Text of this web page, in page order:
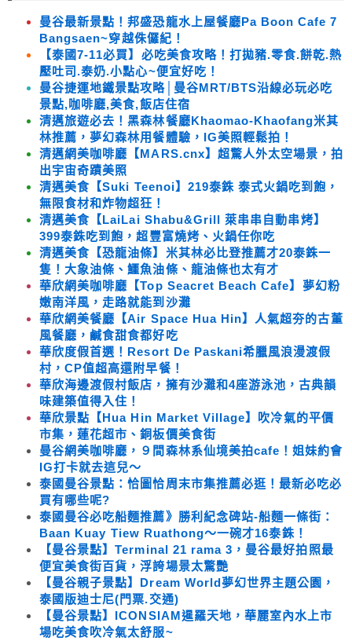
曼谷最新景點！邦盛恐龍水上屋餐廳Pa Boon Cafe 7
Bangsaen~穿越侏儸紀！
【泰國7-11必買】必吃美食攻略！打拋豬.零食.餅乾.熱
壓吐司.泰奶.小點心~便宜好吃！
曼谷捷運地鐵景點攻略│曼谷MRT/BTS沿線必玩必吃
景點,咖啡廳,美食,飯店住宿
清邁旅遊必去！黑森林餐廳Khaomao-Khaofang米其
林推薦，夢幻森林用餐體驗，IG美照輕鬆拍！
清邁網美咖啡廳【MARS.cnx】超驚人外太空場景，拍
出宇宙奇蹟美照
清邁美食【Suki Teenoi】219泰銖 泰式火鍋吃到飽，
無限食材和炸物超狂！
清邁美食【LaiLai Shabu&Grill 萊串串自動串烤】
399泰銖吃到飽，超豐富燒烤、火鍋任你吃
清邁美食【恐龍油條】米其林必比登推薦才20泰銖一
隻！大象油條、鱷魚油條、龍油條也太有才
華欣網美咖啡廳【Top Seacret Beach Cafe】夢幻粉
嫩南洋風，走路就能到沙灘
華欣網美餐廳【Air Space Hua Hin】人氣超夯的古董
風餐廳，鹹食甜食都好吃
華欣度假首選！Resort De Paskani希臘風浪漫渡假
村，CP值超高還附早餐！
華欣海邊渡假村飯店，擁有沙灘和4座游泳池，古典韻
味建築值得入住！
華欣景點【Hua Hin Market Village】吹冷氣的平價
市集，蓮花超市、銅板價美食街
曼谷網美咖啡廳，９間森林系仙境美拍cafe！姐妹約會
IG打卡就去這兒～
泰國曼谷景點：恰圖恰周末市集推薦必逛！最新必吃必
買有哪些呢?
泰國曼谷必吃船麵推薦》勝利紀念碑站-船麵一條街：
Baan Kuay Tiew Ruathong～一碗才16泰銖！
【曼谷景點】Terminal 21 rama 3，曼谷最好拍照最
便宜美食街百貨，浮誇場景太驚艷
【曼谷親子景點】Dream World夢幻世界主題公園，
泰國版迪士尼(門票.交通)
【曼谷景點】ICONSIAM暹羅天地，華麗室內水上市
場吃美食吹冷氣太舒服~